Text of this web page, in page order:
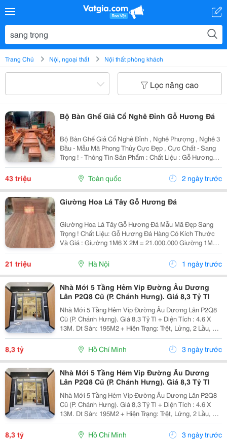
Trang Chủ Nội, ngoại thất Nội thất phòng khách
Lọc nâng cao
Bộ Bàn Ghế Giả Cổ Nghê Đỉnh Gỗ Hương Đá
Bộ Bàn Ghế Giả Cổ Nghê Đỉnh , Nghê Phượng , Nghê 3
Đầu - Mẫu Mã Phong Thủy Cực Đẹp , Cực Chất - Sang
Trọng ! - Thông Tin Sản Phẩm : Chất Liệu : Gỗ Hương
Đá Hàng Có Loại Tay 12 Và Giá : Bộ 6 Món - Tay 12 =
43.000.000 Bộ 10 Món - Tay 12 = 65.000.000...
43 triệu Toàn quốc 2 ngày trước
Giường Hoa Lá Tây Gỗ Hương Đá
Giường Hoa Lá Tây Gỗ Hương Đá Mẫu Mã Đẹp Sang
Trọng ! Chất Liệu: Gỗ Hương Đá Hàng Có Kích Thước
Và Giá : Giường 1M6 X 2M = 21.000.000 Giường 1M8
X 2M = 23.000.000 Giường 2M X 2M2 = 26.500.000 Giá
Bán Đã Bao Gồm Sơn Pu Hoặc Đánh Vecni ~~~ ≫≫≫
21 triệu Hà Nội 1 ngày trước
Nhà Mới 5 Tầng Hẻm Vip Đường Âu Dương
Lân P2Q8 Cũ (P. Chánh Hưng). Giá 8,3 Tỷ Tl
Nhà Mới 5 Tầng Hẻm Vip Đường Âu Dương Lân P2Q8
Cũ (P. Chánh Hưng). Giá 8,3 Tỷ Tl + Diện Tích : 4.6 X
13M. Dt Sàn: 195M2 + Hiện Trạng: Trệt, Lửng, 2 Lầu, St,
5Pn, 4Wc. Nhà Mới, Đẹp, Sang Trọng, Đầy Đủ Nội Thất,
Dọn Vào Ở Ngay. + Vị Trí: Hẻm Trước...
8,3 tỷ Hồ Chí Minh 3 ngày trước
Nhà Mới 5 Tầng Hẻm Vip Đường Âu Dương
Lân P2Q8 Cũ (P. Chánh Hưng). Giá 8,3 Tỷ Tl
Nhà Mới 5 Tầng Hẻm Vip Đường Âu Dương Lân P2Q8
Cũ (P. Chánh Hưng). Giá 8,3 Tỷ Tl + Diện Tích : 4.6 X
13M. Dt Sàn: 195M2 + Hiện Trạng: Trệt, Lửng, 2 Lầu, St,
5Pn, 4Wc. Nhà Mới, Đẹp, Sang Trọng, Đầy Đủ Nội Thất,
Dọn Vào Ở Ngay. + Vị Trí: Hẻm Trước...
8,3 tỷ Hồ Chí Minh 3 ngày trước